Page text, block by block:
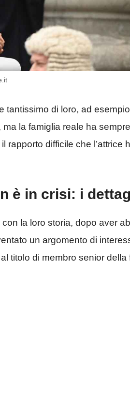
di loro, ad
la famiglia reale ha
rapporto difficile che l’attrice
è in crisi: i
la loro storia, dopo aver
un argomento di
titolo di membro senior della